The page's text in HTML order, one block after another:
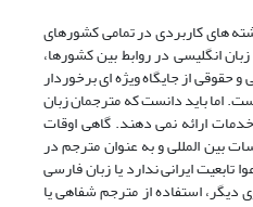
های کاربردی در تمامی کشورهای
انگلیسی در روابط بین کشورها،
حقوقی از جایگاه ویژه ای برخوردار
اما باید دانست که مترجمان زبان
ارائه نمی دهند. گاهی اوقات
بین المللی و به عنوان مترجم در
تابعیت ایرانی ندارد یا زبان فارسی
دیگر، استفاده از مترجم شفاهی یا